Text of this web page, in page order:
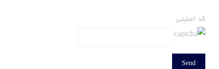
کد امنیتی